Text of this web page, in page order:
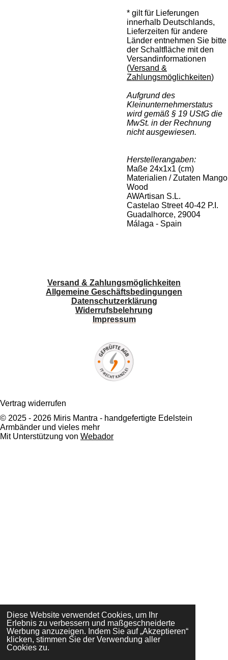
Diese Website verwendet Cookies, um Ihr
Erlebnis zu verbessern und maßgeschneiderte
Werbung anzuzeigen. Indem Sie auf „Akzeptieren“
klicken, stimmen Sie der Verwendung aller
Cookies zu.
* gilt für Lieferungen
innerhalb Deutschlands,
Lieferzeiten für andere
Länder entnehmen Sie bitte
der Schaltfläche mit den
Versandinformationen
(Versand &
Zahlungsmöglichkeiten)
Aufgrund des
Kleinunternehmerstatus
wird gemäß § 19 UStG die
MwSt. in der Rechnung
nicht ausgewiesen.
Herstellerangaben:
Maße 24x1x1 (cm)
Materialien / Zutaten Mango
Wood
AWArtisan S.L.
Castelao Street 40-42 P.I.
Guadalhorce, 29004
Málaga - Spain
Versand & Zahlungsmöglichkeiten
Allgemeine Geschäftsbedingungen
Datenschutzerklärung
Widerrufsbelehrung
Impressum
Vertrag widerrufen
© 2025 - 2026 Miris Mantra - handgefertigte Edelstein
Armbänder und vieles mehr
Mit Unterstützung von Webador